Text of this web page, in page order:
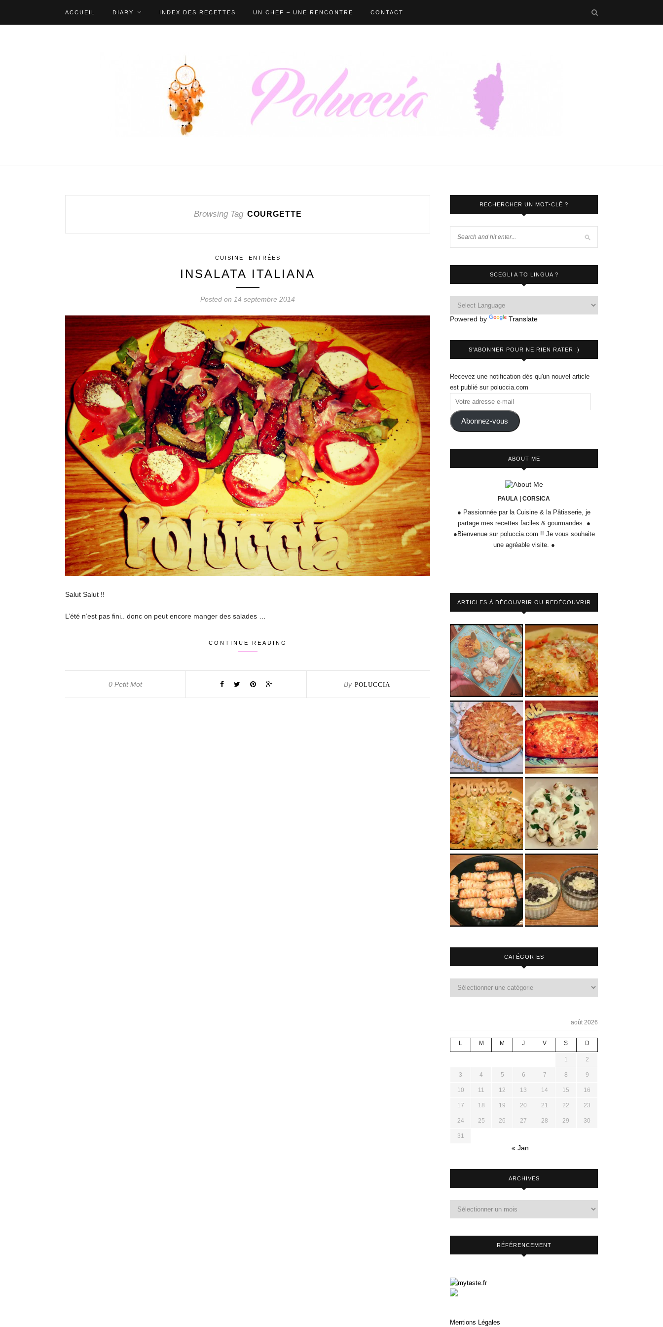
ACCUEIL DIARY INDEX DES RECETTES UN CHEF – UNE RENCONTRE CONTACT
Browsing Tag COURGETTE
CUISINE ENTRÉES
INSALATA ITALIANA
Posted on 14 septembre 2014
Salut Salut !!
L’été n’est pas fini.. donc on peut encore manger des salades …
CONTINUE READING
0 Petit Mot By POLUCCIA
RECHERCHER UN MOT-CLÉ ?
SCEGLI A TO LINGUA ?
Powered by Translate
S'ABONNER POUR NE RIEN RATER :)
Recevez une notification dès qu'un nouvel article
est publié sur poluccia.com
Abonnez-vous
ABOUT ME
PAULA | CORSICA
● Passionnée par la Cuisine & la Pâtisserie, je
partage mes recettes faciles & gourmandes. ●
●Bienvenue sur poluccia.com !! Je vous souhaite
une agréable visite. ●
ARTICLES À DÉCOUVRIR OU REDÉCOUVRIR
CATÉGORIES
août 2026
L M M J V S D
1 2
3 4 5 6 7 8 9
10 11 12 13 14 15 16
17 18 19 20 21 22 23
24 25 26 27 28 29 30
31
« Jan
ARCHIVES
RÉFÉRENCEMENT
Mentions Légales